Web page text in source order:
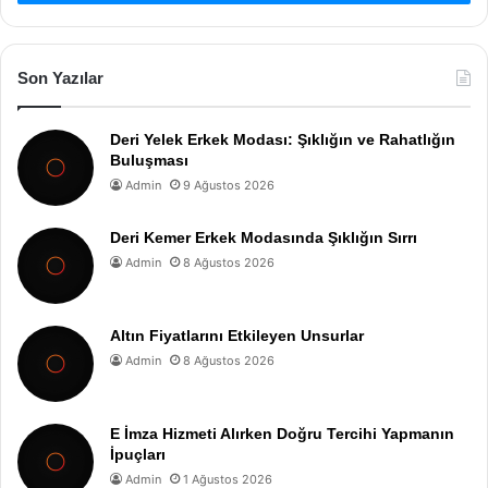
Son Yazılar
Deri Yelek Erkek Modası: Şıklığın ve Rahatlığın
Buluşması
Admin 9 Ağustos 2026
Deri Kemer Erkek Modasında Şıklığın Sırrı
Admin 8 Ağustos 2026
Altın Fiyatlarını Etkileyen Unsurlar
Admin 8 Ağustos 2026
E İmza Hizmeti Alırken Doğru Tercihi Yapmanın
İpuçları
Admin 1 Ağustos 2026